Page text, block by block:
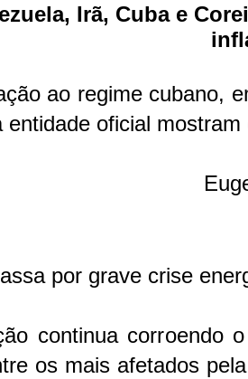
Irã, Cuba e
ao regime cubano,
entidade oficial
por grave crise
continua corroendo
os mais afetados